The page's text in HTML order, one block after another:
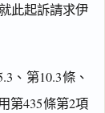
此起訴請求伊
、第10.3條、
第435條第2項